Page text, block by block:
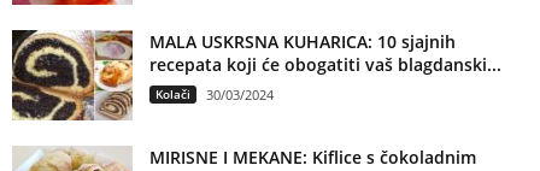
MALA USKRSNA KUHARICA: 10 sjajnih
recepata koji će obogatiti vaš blagdanski...
Kolači 30/03/2024
MIRISNE I MEKANE: Kiflice s čokoladnim